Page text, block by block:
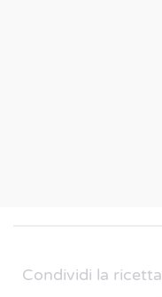
Condividi la ricetta